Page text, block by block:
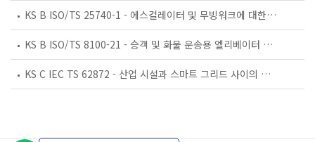
KS B ISO/TS 25740-1 - 에스컬레이터 및 무빙워크에 대한 안전요건 — 제1부: 세계공통 필수 안전요건(GESRs)
KS B ISO/TS 8100-21 - 승객 및 화물 운송용 엘리베이터 —제21부: 세계공통 필수안전요건(GESRs)을 충족하는 세계공통 안전 파라미터(GSPs)
KS C IEC TS 62872 - 산업 시설과 스마트 그리드 사이의 산업 공정 측정, 제어 및 자동화 시스템 인터페이스